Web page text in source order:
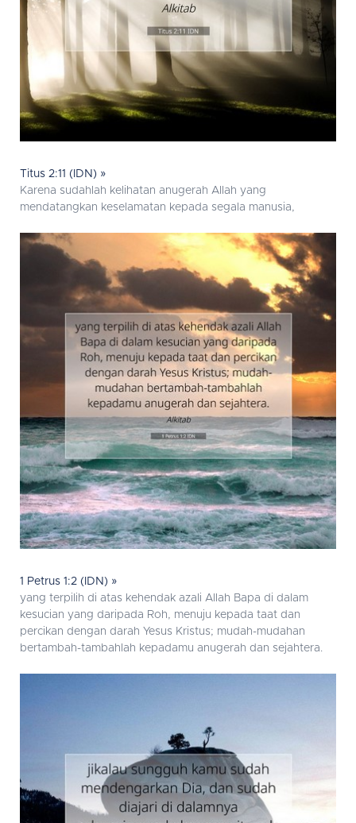
Titus 2:11 (IDN) »
Karena sudahlah kelihatan anugerah Allah yang
mendatangkan keselamatan kepada segala manusia,
1 Petrus 1:2 (IDN) »
yang terpilih di atas kehendak azali Allah Bapa di dalam
kesucian yang daripada Roh, menuju kepada taat dan
percikan dengan darah Yesus Kristus; mudah-mudahan
bertambah-tambahlah kepadamu anugerah dan sejahtera.